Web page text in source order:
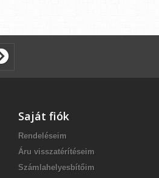
Saját fiók
Rendeléseim
Áru visszatérítéseim
Számlahelyesbítőim